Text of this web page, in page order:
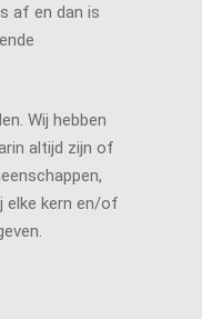
af en dan is
Wij hebben
altijd zijn of
elke kern en/of